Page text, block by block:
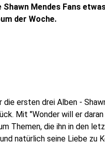
Mendes Fans
der Woche.
die ersten drei Alben -
Mit "Wonder will er
Themen, die ihn in den
natürlich seine Liebe zu